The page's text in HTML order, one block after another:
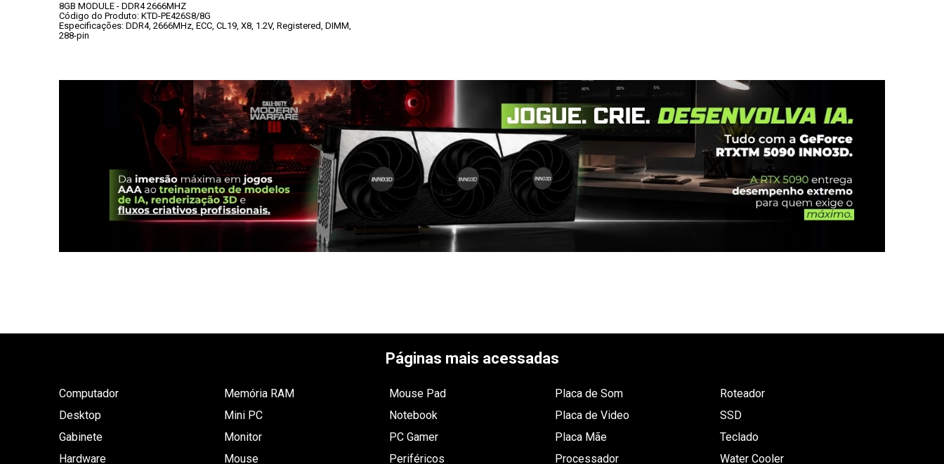
8GB MODULE - DDR4 2666MHZ
Código do Produto: KTD-PE426S8/8G
Especificações: DDR4, 2666MHz, ECC, CL19, X8, 1.2V, Registered, DIMM,
288-pin
Páginas mais acessadas
Computador
Desktop
Gabinete
Hardware
Memória RAM
Mini PC
Monitor
Mouse
Mouse Pad
Notebook
PC Gamer
Periféricos
Placa de Som
Placa de Video
Placa Mãe
Processador
Roteador
SSD
Teclado
Water Cooler